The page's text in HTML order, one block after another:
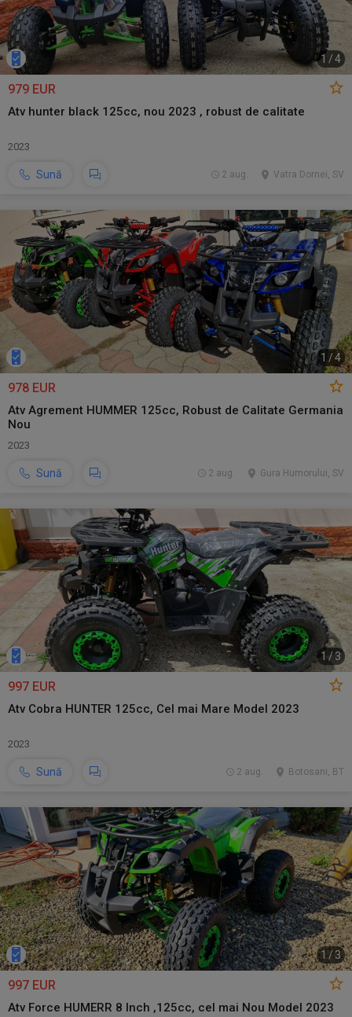
1 /4
979 EUR
Atv hunter black 125cc, nou 2023 , robust de calitate
2023
Sună Vatra Dornei, SV
2 aug.
1 /4
978 EUR
Atv Agrement HUMMER 125cc, Robust de Calitate Germania
Nou
2023
Sună Gura Humorului, SV
2 aug.
1 /3
997 EUR
Atv Cobra HUNTER 125cc, Cel mai Mare Model 2023
2023
Sună Botosani, BT
2 aug.
1 /3
997 EUR
Atv Force HUMERR 8 Inch ,125cc, cel mai Nou Model 2023